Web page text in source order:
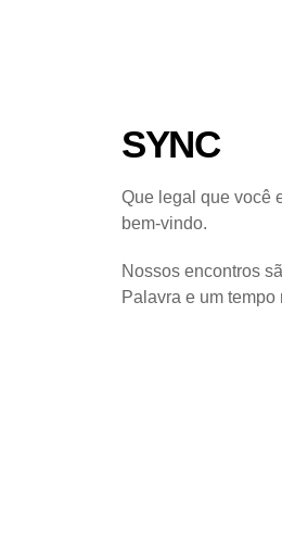
SYNC
Que legal que você
bem-vindo.
Nossos encontros
Palavra e um